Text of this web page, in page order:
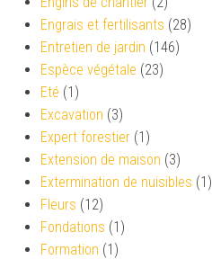
Engrais et fertilisants (28)
Entretien de jardin (146)
Espèce végétale (23)
Eté (1)
Excavation (3)
Expert forestier (1)
Extension de maison (3)
Extermination de nuisibles (1)
Fleurs (12)
Fondations (1)
Formation (1)